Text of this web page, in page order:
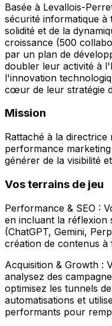
Basée à Levallois-
sécurité informatique à
solidité et de la
croissance (500
par un plan de
doubler leur activité à
l'innovation
cœur de leur stratégie
Mission
Rattaché à la
performance
générer de la visibilité
Vos terrains de jeu
Performance & SEO :
en incluant la réflexion
(ChatGPT, Gemini,
création de contenus
Acquisition & Growth :
analysez des
optimisez les tunnels
automatisations et
performants pour